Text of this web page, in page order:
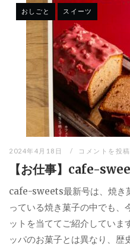
おしごと スイーツ
2024年4月18日 コメントを投稿
【お仕事】cafe-
cafe-sweets最新号は、焼き
っている焼き菓子の中でも、
ットを当ててご紹介していま
ッパのお菓子とは異なり、歴